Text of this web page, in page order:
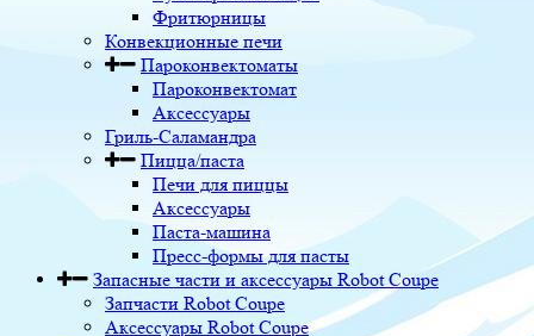
Фритюрницы
Конвекционные печи
Пароконвектоматы
Пароконвектомат
Аксессуары
Гриль-Саламандра
Пицца/паста
Печи для пиццы
Аксессуары
Паста-машина
Пресс-формы для пасты
Запасные части и аксессуары Robot Coupe
Запчасти Robot Coupe
Аксессуары Robot Coupe